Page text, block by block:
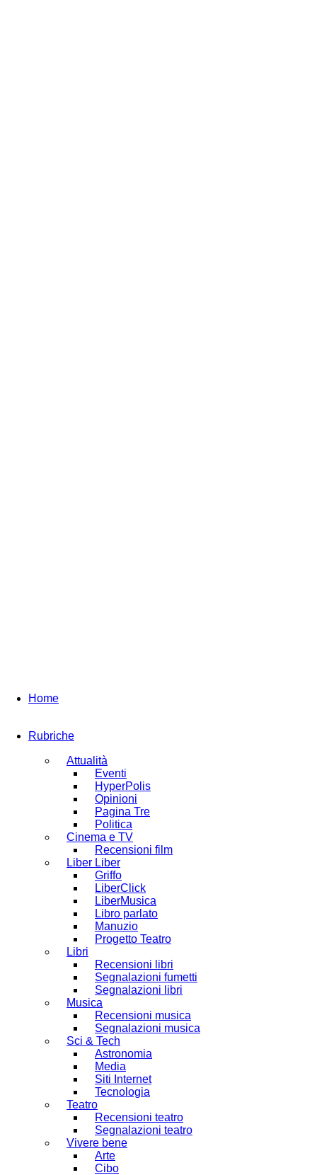
Home
Rubriche
Attualità
Eventi
HyperPolis
Opinioni
Pagina Tre
Politica
Cinema e TV
Recensioni film
Liber Liber
Griffo
LiberClick
LiberMusica
Libro parlato
Manuzio
Progetto Teatro
Libri
Recensioni libri
Segnalazioni fumetti
Segnalazioni libri
Musica
Recensioni musica
Segnalazioni musica
Sci & Tech
Astronomia
Media
Siti Internet
Tecnologia
Teatro
Recensioni teatro
Segnalazioni teatro
Vivere bene
Arte
Cibo